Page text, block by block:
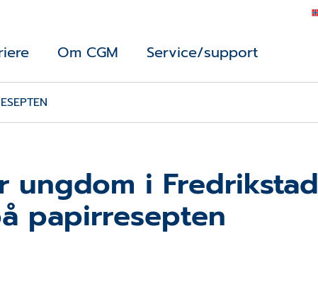
Om CGM Service/support
ungdom i Fredrikstad
papirresepten